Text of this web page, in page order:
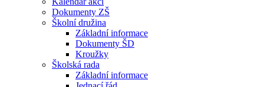
Dokumenty ZŠ
Školní družina
Základní informace
Dokumenty ŠD
Kroužky
Školská rada
Základní informace